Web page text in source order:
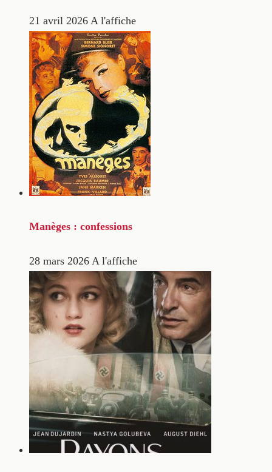
21 avril 2026 A l'affiche
Manèges : confessions
28 mars 2026 A l'affiche